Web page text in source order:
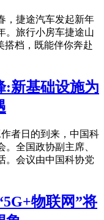
，捷途汽车发起新年
。旅行小房车捷途山
搭档，既能伴你奔赴
:新基础设施为
者日的到来，中国科
全国政协副主席、
。会议由中国科协党
物联网”将